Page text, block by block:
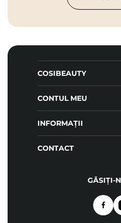
COSIBEAUTY
CONTUL MEU
INFORMAȚII
CONTACT
GĂSIȚI-